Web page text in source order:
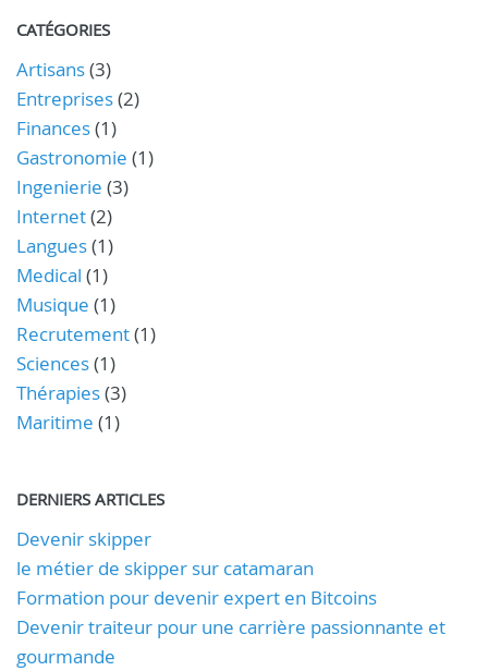
CATÉGORIES
Artisans(3)
Entreprises(2)
Finances(1)
Gastronomie (1)
Ingenierie (3)
Internet(2)
Langues(1)
Medical (1)
Musique (1)
Recrutement(1)
Sciences(1)
Thérapies(3)
Maritime (1)
DERNIERS ARTICLES
Devenir skipper
le métier de skipper sur catamaran
Formation pour devenir expert en Bitcoins
Devenir traiteur pour une carrière passionnante et
gourmande